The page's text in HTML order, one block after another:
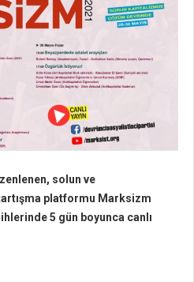
solun ve
platformu Marksizm
5 gün boyunca canlı